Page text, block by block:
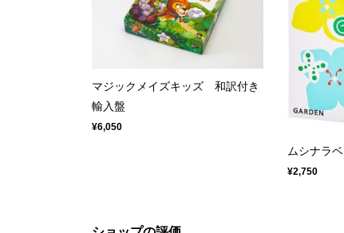
マジックメイズキッズ 和訳付き
輸入盤
¥6,050
ムシナラベ
¥2,750